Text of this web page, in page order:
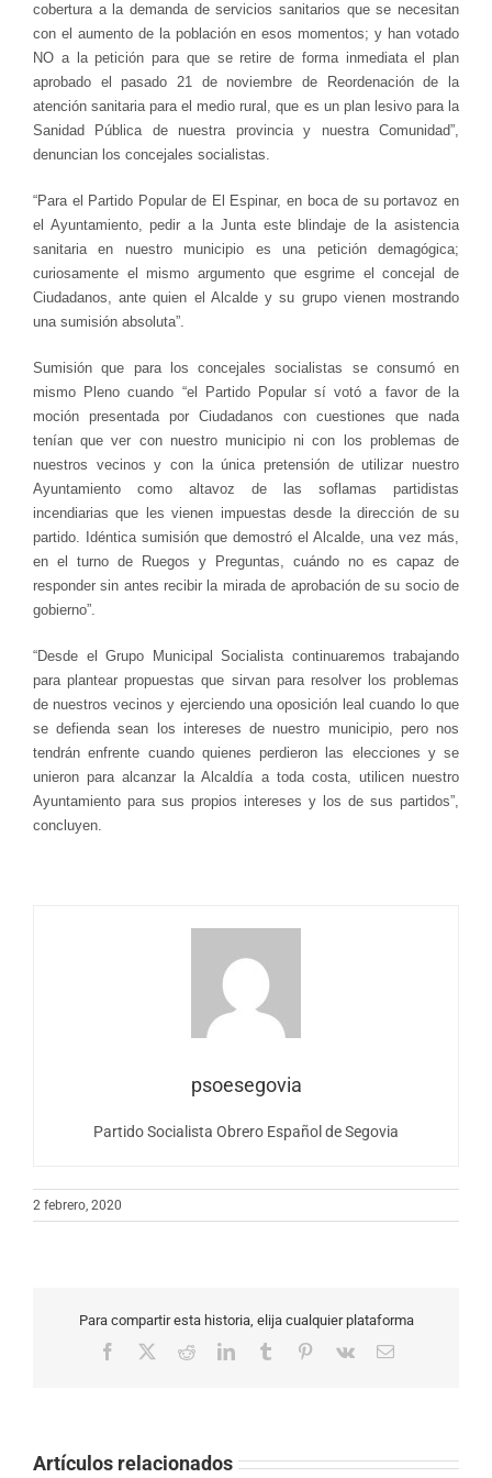
cobertura a la demanda de servicios sanitarios que se necesitan
con el aumento de la población en esos momentos; y han votado
NO a la petición para que se retire de forma inmediata el plan
aprobado el pasado 21 de noviembre de Reordenación de la
atención sanitaria para el medio rural, que es un plan lesivo para la
Sanidad Pública de nuestra provincia y nuestra Comunidad”,
denuncian los concejales socialistas.
“Para el Partido Popular de El Espinar, en boca de su portavoz en
el Ayuntamiento, pedir a la Junta este blindaje de la asistencia
sanitaria en nuestro municipio es una petición demagógica;
curiosamente el mismo argumento que esgrime el concejal de
Ciudadanos, ante quien el Alcalde y su grupo vienen mostrando
una sumisión absoluta”.
Sumisión que para los concejales socialistas se consumó en
mismo Pleno cuando “el Partido Popular sí votó a favor de la
moción presentada por Ciudadanos con cuestiones que nada
tenían que ver con nuestro municipio ni con los problemas de
nuestros vecinos y con la única pretensión de utilizar nuestro
Ayuntamiento como altavoz de las soflamas partidistas
incendiarias que les vienen impuestas desde la dirección de su
partido. Idéntica sumisión que demostró el Alcalde, una vez más,
en el turno de Ruegos y Preguntas, cuándo no es capaz de
responder sin antes recibir la mirada de aprobación de su socio de
gobierno”.
“Desde el Grupo Municipal Socialista continuaremos trabajando
para plantear propuestas que sirvan para resolver los problemas
de nuestros vecinos y ejerciendo una oposición leal cuando lo que
se defienda sean los intereses de nuestro municipio, pero nos
tendrán enfrente cuando quienes perdieron las elecciones y se
unieron para alcanzar la Alcaldía a toda costa, utilicen nuestro
Ayuntamiento para sus propios intereses y los de sus partidos”,
concluyen.
psoesegovia
Partido Socialista Obrero Español de Segovia
2 febrero, 2020
Para compartir esta historia, elija cualquier plataforma
Facebook RedditLinkedInTumblr Pinterest
Vk
Correo
Artículos relacionados